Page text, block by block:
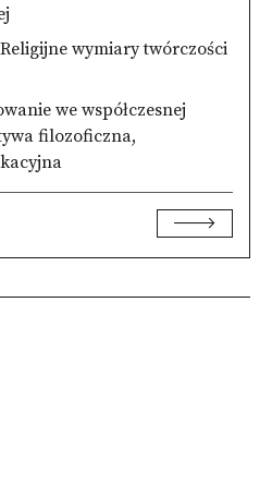
wymiary twórczości
we współczesnej
filozoficzna,